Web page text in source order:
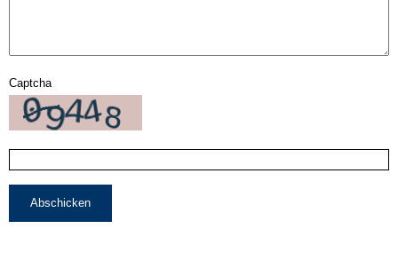
Captcha
Abschicken